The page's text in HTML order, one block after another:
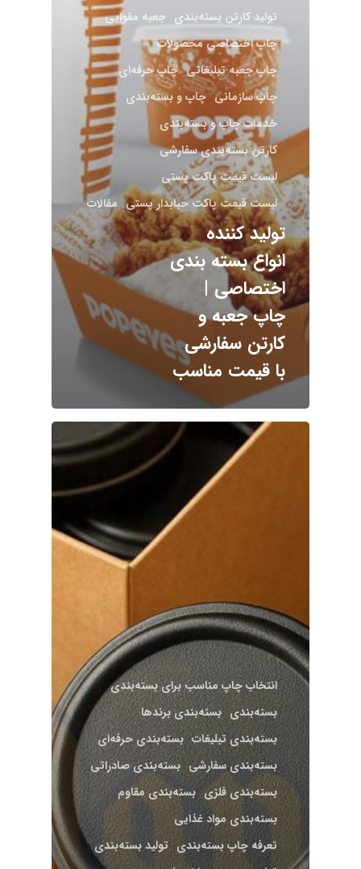
تولید کارتن بسته‌بندی جعبه مقوایی
چاپ اختصاصی محصولات
چاپ جعبه تبلیغاتی چاپ حرفه‌ای
چاپ سازمانی چاپ و بسته‌بندی
خدمات چاپ و بسته‌بندی
کارتن بسته‌بندی سفارشی
لیست قیمت پاکت پستی
لیست قیمت پاکت حبابدار پستی مقالات
تولید کننده
انواع بسته بندی
اختصاصی |
چاپ جعبه و
کارتن سفارشی
با قیمت مناسب
انتخاب چاپ مناسب برای بسته‌بندی
بسته‌بندی بسته‌بندی برندها
بسته‌بندی تبلیغات بسته‌بندی حرفه‌ای
بسته‌بندی سفارشی بسته‌بندی صادراتی
بسته‌بندی فلزی بسته‌بندی مقاوم
بسته‌بندی مواد غذایی
تعرفه چاپ بسته‌بندی تولید بسته‌بندی